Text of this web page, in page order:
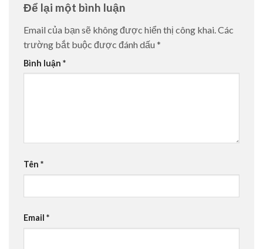
Để lại một bình luận
Email của bạn sẽ không được hiển thị công khai. Các
trường bắt buộc được đánh dấu *
Bình luận *
Tên *
Email *